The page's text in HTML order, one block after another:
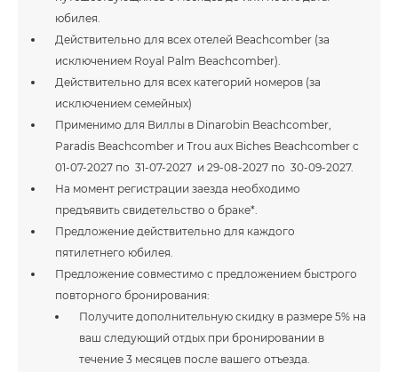
юбилея.
Действительно для всех отелей Beachcomber (за
исключением Royal Palm Beachcomber).
Действительно для всех категорий номеров (за
исключением семейных)
Применимо для Виллы в Dinarobin Beachcomber,
Paradis Beachcomber и Trou aux Biches Beachcomber с
01-07-2027 по 31-07-2027 и 29-08-2027 по 30-09-2027.
На момент регистрации заезда необходимо
предъявить свидетельство о браке*.
Предложение действительно для каждого
пятилетнего юбилея.
Предложение совместимо с предложением быстрого
повторного бронирования:
Получите дополнительную скидку в размере 5% на
ваш следующий отдых при бронировании в
течение 3 месяцев после вашего отъезда.